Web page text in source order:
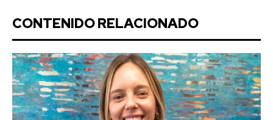
CONTENIDO RELACIONADO